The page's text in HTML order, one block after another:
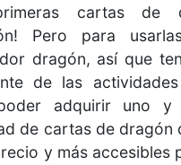
cartas de
Pero para
dragón, así que
de las
adquirir uno y
de cartas de dragón
y más accesibles